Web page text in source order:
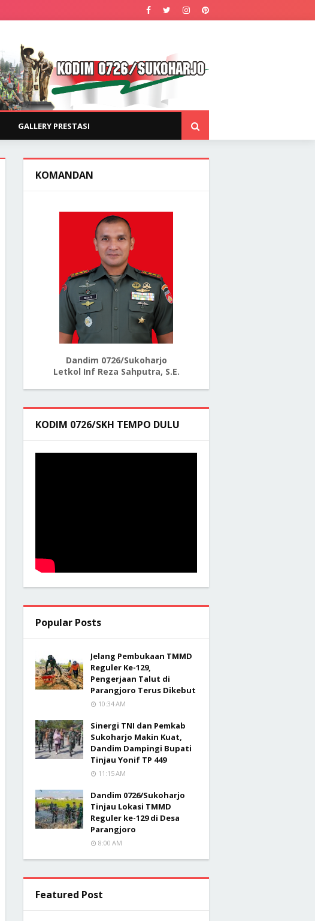
GALLERY PRESTASI
KOMANDAN
Dandim 0726/Sukoharjo
Letkol Inf Reza Sahputra, S.E.
KODIM 0726/SKH TEMPO DULU
Popular Posts
Jelang Pembukaan TMMD
Reguler Ke-129,
Pengerjaan Talut di
Parangjoro Terus Dikebut
10:34 AM
Sinergi TNI dan Pemkab
Sukoharjo Makin Kuat,
Dandim Dampingi Bupati
Tinjau Yonif TP 449
11:15 AM
Dandim 0726/Sukoharjo
Tinjau Lokasi TMMD
Reguler ke-129 di Desa
Parangjoro
8:00 AM
Featured Post